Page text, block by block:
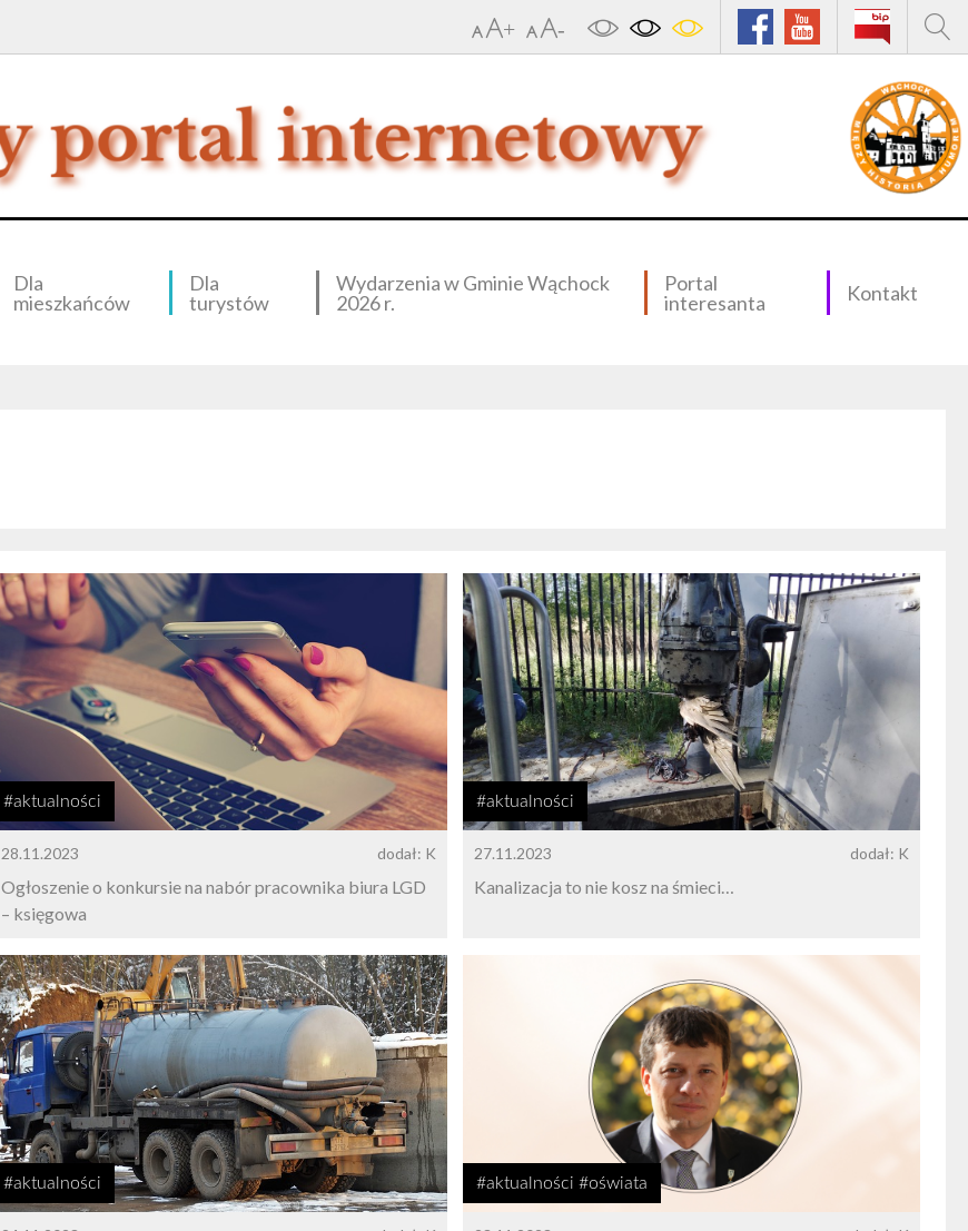
Dla
mieszkańców
Dla
turystów
Wydarzenia w Gminie Wąchock
2026 r.
Portal
interesanta
Kontakt
#aktualności
28.11.2023 dodał: K
Ogłoszenie o konkursie na nabór pracownika biura LGD
– księgowa
#aktualności
27.11.2023 dodał: K
Kanalizacja to nie kosz na śmieci…
#aktualności #aktualności #oświata